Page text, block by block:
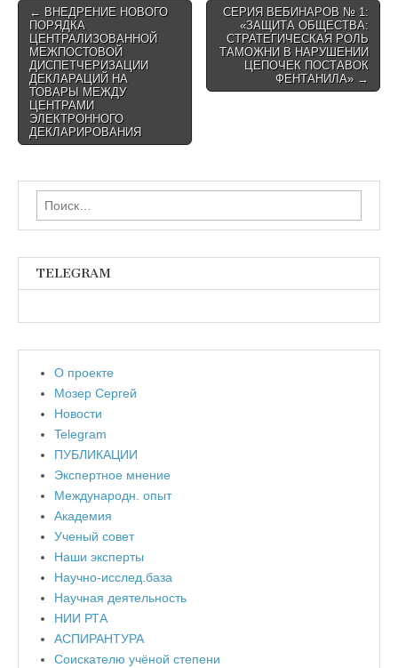
Post
navigation
← ВНЕДРЕНИЕ НОВОГО
ПОРЯДКА
ЦЕНТРАЛИЗОВАННОЙ
МЕЖПОСТОВОЙ
ДИСПЕТЧЕРИЗАЦИИ
ДЕКЛАРАЦИЙ НА
ТОВАРЫ МЕЖДУ
ЦЕНТРАМИ
ЭЛЕКТРОННОГО
ДЕКЛАРИРОВАНИЯ
СЕРИЯ ВЕБИНАРОВ № 1:
«ЗАЩИТА ОБЩЕСТВА:
СТРАТЕГИЧЕСКАЯ РОЛЬ
ТАМОЖНИ В НАРУШЕНИИ
ЦЕПОЧЕК ПОСТАВОК
ФЕНТАНИЛА» →
Найти:
TELEGRAM
О проекте
Мозер Сергей
Новости
Telegram
ПУБЛИКАЦИИ
Экспертное мнение
Международн. опыт
Академия
Ученый совет
Наши эксперты
Научно-исслед.база
Научная деятельность
НИИ РТА
АСПИРАНТУРА
Соискателю учёной степени